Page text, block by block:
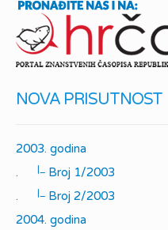
NOVA PRISUTNOST
2003. godina
.
|_
Broj 1/2003
.
|_
Broj 2/2003
2004. godina